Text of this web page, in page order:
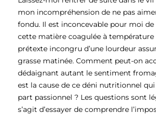
mon incompréhension de ne pas
fondu. Il est inconcevable pour moi de
cette matière coagulée à température
prétexte incongru d’une lourdeur
grasse matinée. Comment peut-on
dédaignant autant le sentiment
est la cause de ce déni nutritionnel
part passionnel ? Les questions sont
s’agit d’essayer de comprendre